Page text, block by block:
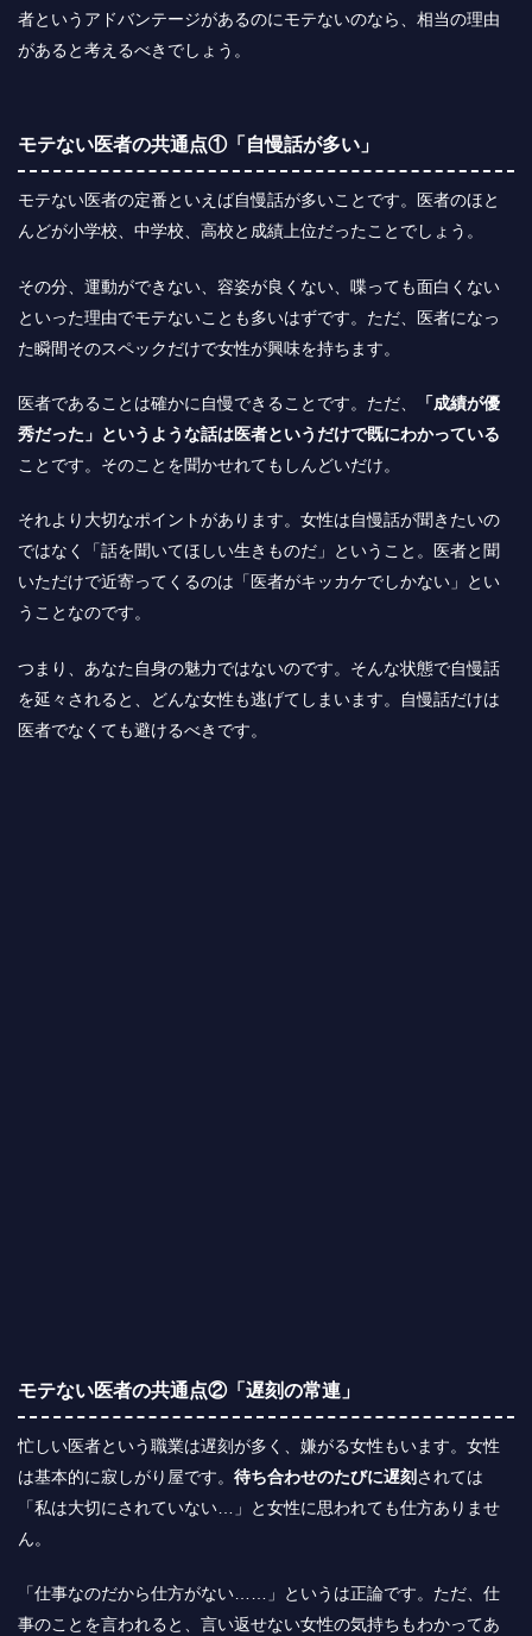
者というアドバンテージがあるのにモテないのなら、相当の理由
があると考えるべきでしょう。
モテない医者の共通点①「自慢話が多い」
モテない医者の定番といえば自慢話が多いことです。医者のほと
んどが小学校、中学校、高校と成績上位だったことでしょう。
その分、運動ができない、容姿が良くない、喋っても面白くない
といった理由でモテないことも多いはずです。ただ、医者になっ
た瞬間そのスペックだけで女性が興味を持ちます。
医者であることは確かに自慢できることです。ただ、
「成績が優
秀だった」というような話は医者というだけで既にわかっている
ことです。そのことを聞かせれてもしんどいだけ。
それより大切なポイントがあります。女性は自慢話が聞きたいの
ではなく「話を聞いてほしい生きものだ」ということ。医者と聞
いただけで近寄ってくるのは「医者がキッカケでしかない」とい
うことなのです。
つまり、あなた自身の魅力ではないのです。そんな状態で自慢話
を延々されると、どんな女性も逃げてしまいます。自慢話だけは
医者でなくても避けるべきです。
モテない医者の共通点②「遅刻の常連」
忙しい医者という職業は遅刻が多く、嫌がる女性もいます。女性
は基本的に寂しがり屋です。 待ち合わせのたびに遅刻 されては
「私は大切にされていない…」と女性に思われても仕方ありませ
ん。
「仕事なのだから仕方がない……」というは正論です。ただ、仕
事のことを言われると、言い返せない女性の気持ちもわかってあ